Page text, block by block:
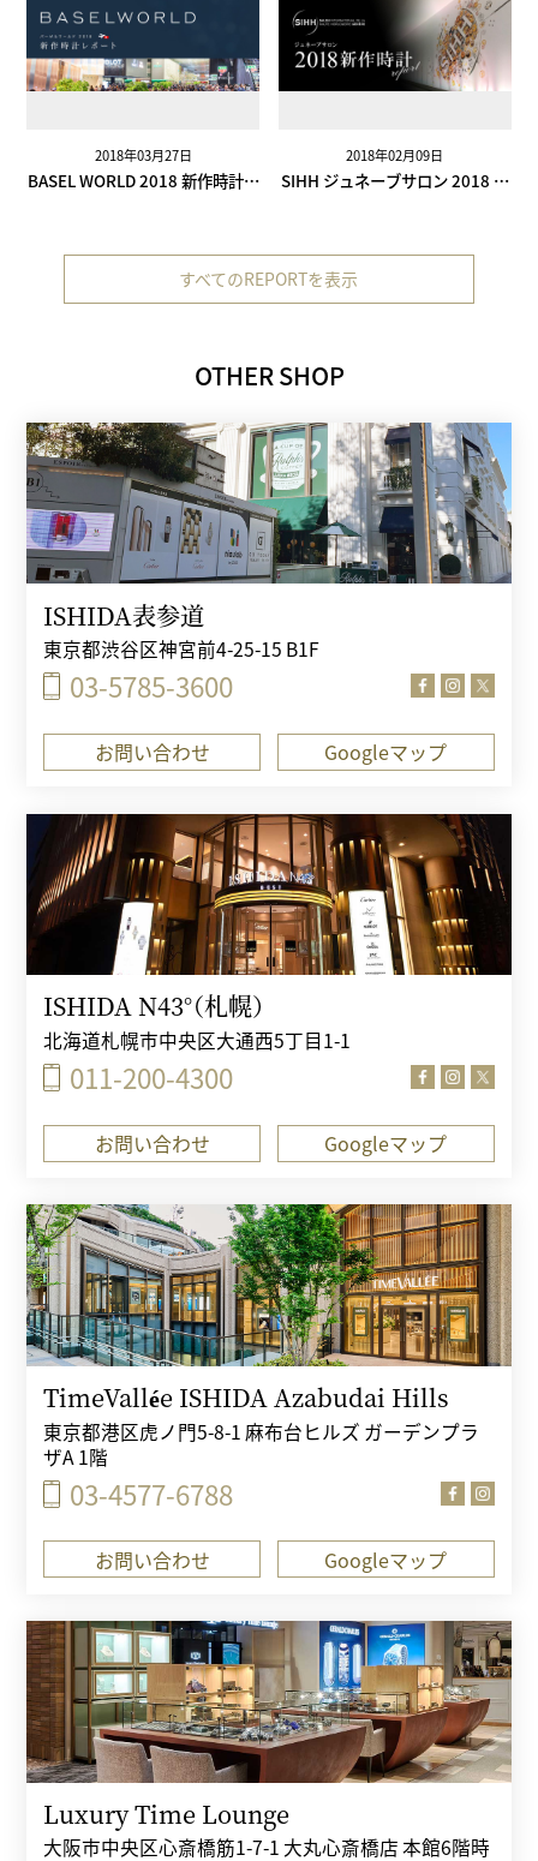
2018年03月27日
BASEL WORLD 2018 新作時計レ
2018年02月09日
SIHH ジュネーブサロン 2018 新
すべてのREPORTを表示
OTHER SHOP
ISHIDA表参道
東京都渋谷区神宮前4-25-15 B1F
03-5785-3600
お問い合わせ Googleマップ
ISHIDA N43°（札幌）
北海道札幌市中央区大通西5丁目1-1
011-200-4300
お問い合わせ Googleマップ
TimeVallée ISHIDA Azabudai Hills
東京都港区虎ノ門5-8-1 麻布台ヒルズ ガーデンプラ
ザA 1階
03-4577-6788
お問い合わせ Googleマップ
Luxury Time Lounge
大阪市中央区心斎橋筋1-7-1 大丸心斎橋店 本館6階時